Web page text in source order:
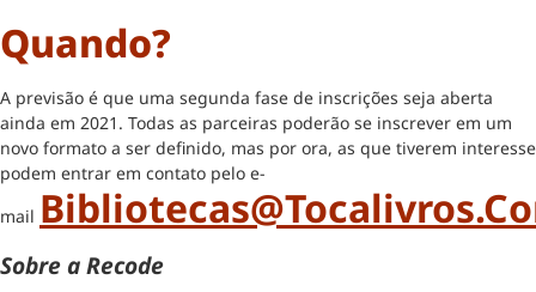
Quando?
A previsão é que uma segunda fase de inscrições seja aberta
ainda em 2021. Todas as parceiras poderão se inscrever em um
novo formato a ser definido, mas por ora, as que tiverem interesse
podem entrar em contato pelo e-
mail
Sobre a Recode